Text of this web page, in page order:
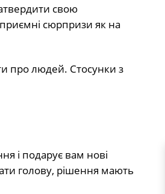
свою
сюрпризи як на
про людей. Стосунки з
і подарує вам нові
голову, рішення мають